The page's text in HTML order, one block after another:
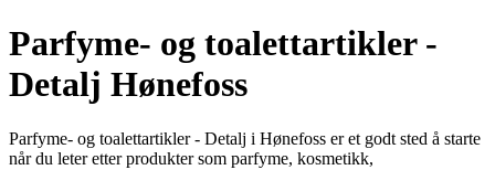
Parfyme- og toalettartikler -
Detalj Hønefoss
Parfyme- og toalettartikler - Detalj i Hønefoss er et godt sted å starte
når du leter etter produkter som parfyme, kosmetikk,